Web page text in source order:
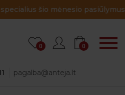
šio mėnesio pasiūlymus!
pagalba@anteja.lt
0 0